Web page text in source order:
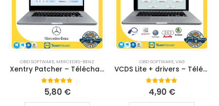
OBD SOFTWARE, MERCEDES-BENZ
Xentry Patcher – Téléchargement
out of 5
5,80 €
OBD SOFTWARE,VAG
VCDS Lite + drivers – Téléchargement
out of 5
4,90 €